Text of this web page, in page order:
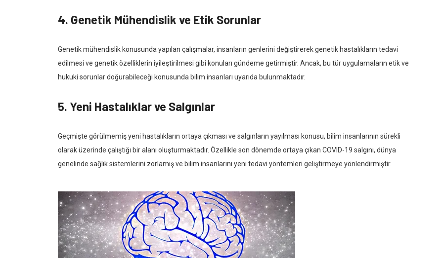
4. Genetik Mühendislik ve Etik Sorunlar
Genetik mühendislik konusunda yapılan çalışmalar, insanların genlerini değiştirerek genetik hastalıkların tedavi
edilmesi ve genetik özelliklerin iyileştirilmesi gibi konuları gündeme getirmiştir. Ancak, bu tür uygulamaların etik ve
hukuki sorunlar doğurabileceği konusunda bilim insanları uyarıda bulunmaktadır.
5. Yeni Hastalıklar ve Salgınlar
Geçmişte görülmemiş yeni hastalıkların ortaya çıkması ve salgınların yayılması konusu, bilim insanlarının sürekli
olarak üzerinde çalıştığı bir alanı oluşturmaktadır. Özellikle son dönemde ortaya çıkan COVID-19 salgını, dünya
genelinde sağlık sistemlerini zorlamış ve bilim insanlarını yeni tedavi yöntemleri geliştirmeye yönlendirmiştir.